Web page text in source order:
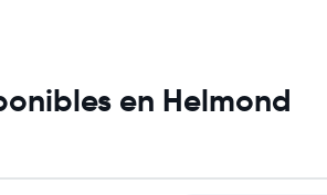
en Helmond